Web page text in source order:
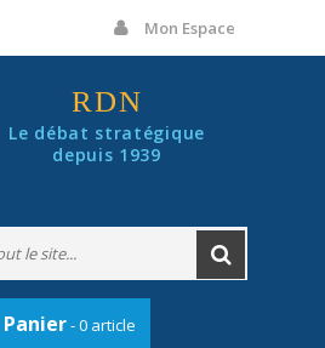
Mon Espace
RDN
Le débat stratégique
depuis 1939
Panier- 0 article